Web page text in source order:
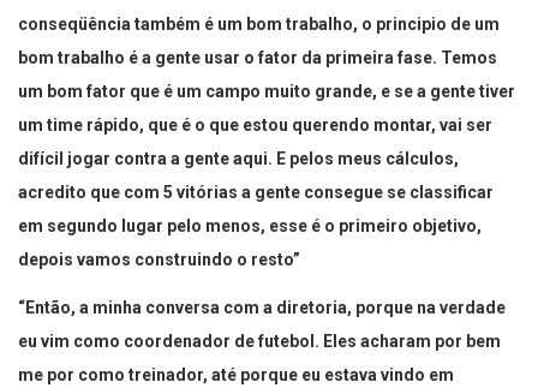
conseqüência também é um bom trabalho, o principio de um
bom trabalho é a gente usar o fator da primeira fase. Temos
um bom fator que é um campo muito grande, e se a gente tiver
um time rápido, que é o que estou querendo montar, vai ser
difícil jogar contra a gente aqui. E pelos meus cálculos,
acredito que com 5 vitórias a gente consegue se classificar
em segundo lugar pelo menos, esse é o primeiro objetivo,
depois vamos construindo o resto”
“Então, a minha conversa com a diretoria, porque na verdade
eu vim como coordenador de futebol. Eles acharam por bem
me por como treinador, até porque eu estava vindo em